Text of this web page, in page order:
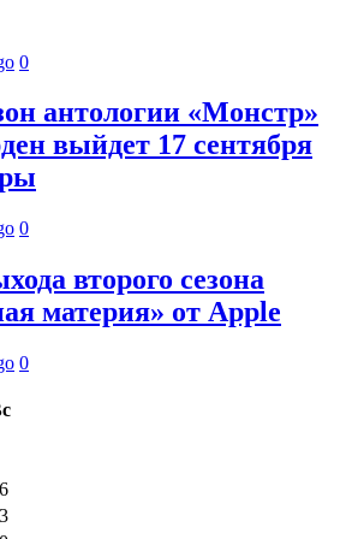
0
антологии «Монстр»
выйдет 17 сентября
0
второго сезона
материя» от Apple
0